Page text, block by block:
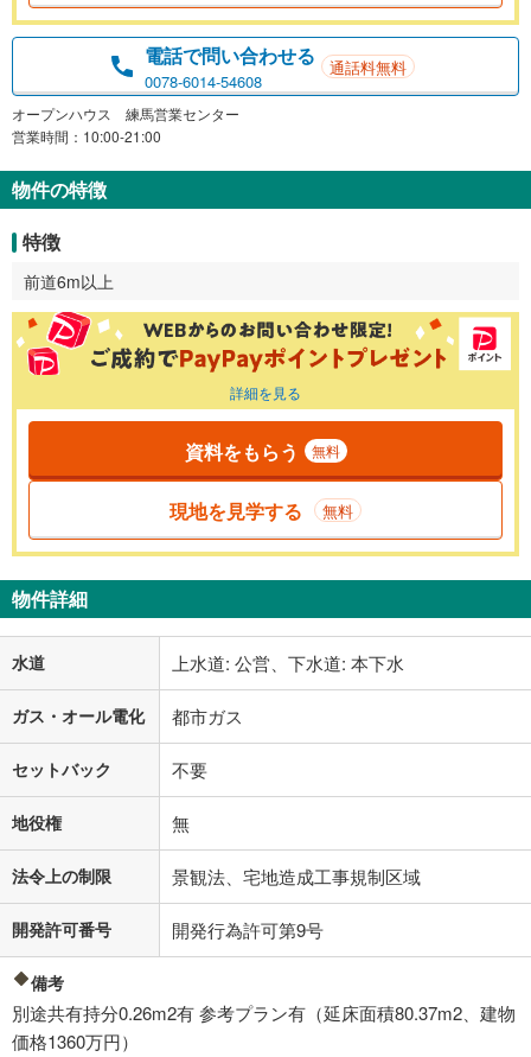
電話で問い合わせる
0078-6014-54608
通話料無料
オープンハウス 練馬営業センター
営業時間：10:00-21:00
物件の特徴
特徴
前道6m以上
詳細を見る
資料をもらう 無料
現地を見学する 無料
物件詳細
水道 上水道: 公営、下水道: 本下水
ガス・オール電化 都市ガス
セットバック 不要
地役権 無
法令上の制限 景観法、宅地造成工事規制区域
開発許可番号 開発行為許可第9号
備考
別途共有持分0.26m2有 参考プラン有（延床面積80.37m2、建物
価格1360万円）